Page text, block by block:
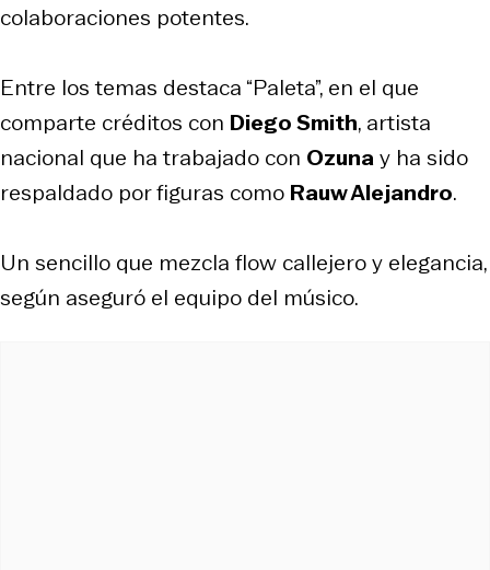
colaboraciones potentes.
Entre los temas destaca “Paleta”, en el que
comparte créditos con Diego Smith, artista
nacional que ha trabajado con Ozunay ha sido
respaldado por figuras como Rauw Alejandro.
Un sencillo que mezcla flow callejero y elegancia,
según aseguró el equipo del músico.